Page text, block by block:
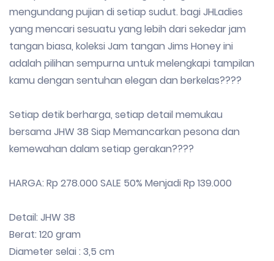
mengundang pujian di setiap sudut. bagi JHLadies
yang mencari sesuatu yang lebih dari sekedar jam
tangan biasa, koleksi Jam tangan Jims Honey ini
adalah pilihan sempurna untuk melengkapi tampilan
kamu dengan sentuhan elegan dan berkelas????
Setiap detik berharga, setiap detail memukau
bersama JHW 38 Siap Memancarkan pesona dan
kemewahan dalam setiap gerakan????
HARGA: Rp 278.000 SALE 50% Menjadi Rp 139.000
Detail: JHW 38
Berat: 120 gram
Diameter selai : 3,5 cm